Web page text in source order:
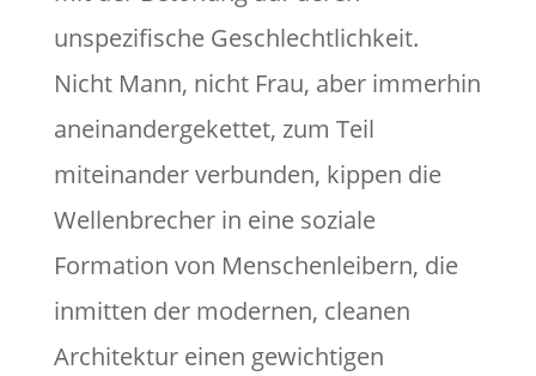
unspezifische Geschlechtlichkeit.
Nicht Mann, nicht Frau, aber immerhin
aneinandergekettet, zum Teil
miteinander verbunden, kippen die
Wellenbrecher in eine soziale
Formation von Menschenleibern, die
inmitten der modernen, cleanen
Architektur einen gewichtigen